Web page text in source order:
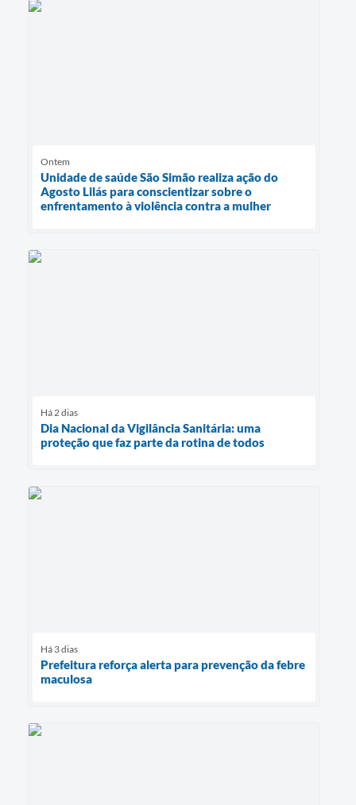
Ontem
Unidade de saúde São Simão realiza ação do
Agosto Lilás para conscientizar sobre o
enfrentamento à violência contra a mulher
Há 2 dias
Dia Nacional da Vigilância Sanitária: uma
proteção que faz parte da rotina de todos
Há 3 dias
Prefeitura reforça alerta para prevenção da febre
maculosa